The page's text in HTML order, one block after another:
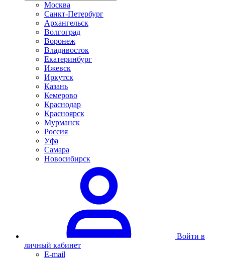
Москва
Санкт-Петербург
Архангельск
Волгоград
Воронеж
Владивосток
Екатеринбург
Ижевск
Иркутск
Казань
Кемерово
Краснодар
Красноярск
Мурманск
Россия
Уфа
Самара
Новосибирск
Войти в
личный кабинет
E-mail